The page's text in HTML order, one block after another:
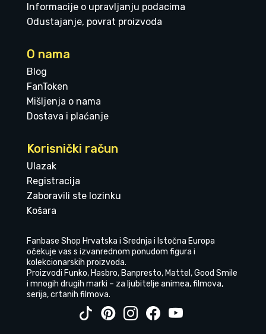
Informacije o upravljanju podacima
Odustajanje, povrat proizvoda
O nama
Blog
FanToken
Mišljenja o nama
Dostava i plaćanje
Korisnički račun
Ulazak
Registracija
Zaboravili ste lozinku
Košara
Fanbase Shop Hrvatska i Srednja i Istočna Europa
očekuje vas s izvanrednom ponudom figura i
kolekcionarskih proizvoda.
Proizvodi Funko, Hasbro, Banpresto, Mattel, Good Smile
i mnogih drugih marki – za ljubitelje animea, filmova,
serija, crtanih filmova.